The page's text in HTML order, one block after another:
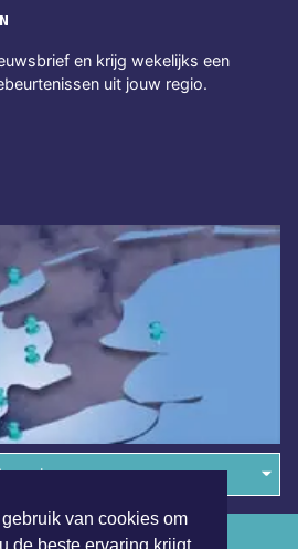
van cookies om
en krijg wekelijks een
uit jouw regio.
regio